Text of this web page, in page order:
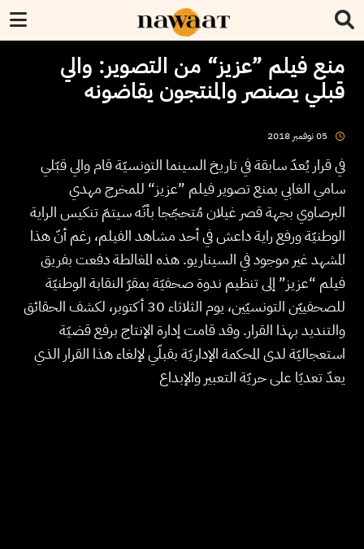
منع فيلم ”عزيز“ من التصوير: والي
قبلي يصنصر والمنتجون يقاضونه
05نوفمبر 2018
في قرار يُعدّ سابقة في تاريخ السينما التونسيّة قام والي قبّلي
سامي الغابي بمنع تصوير فيلم ”عزيز“ للمخرج مهدي
البرصاوي بجهة قصر غيلان مُتحجّجا بأنّه سيتمّ تنكيس الراية
الوطنيّة ورفع راية داعش في أحد مشاهد الفيلم، رغم أنّ هذا
المشهد غير موجود في السيناريو. هذه المغالطة دفعت بفريق
فيلم “عزيز” إلى تنظيم ندوة صحفيّة بمقرّ النقابة الوطنيّة
للصحفييّن التونسيّين، يوم الثلاثاء 30 أكتوبر، لكشف الحقائق
والتنديد بهذا القرار. وقد قامت إدارة الإنتاج برفع قضيّة
استعجاليّة لدى المحكمة الإداريّة بقبلّي لإلغاء هذا القرار الذي
يعدّ تعديّا على حريّة التعبير والإبداع